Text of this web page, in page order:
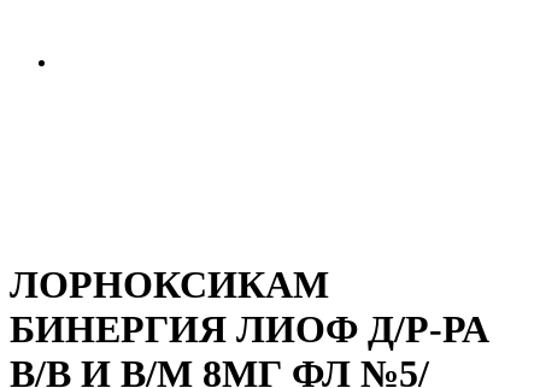
ЛОРНОКСИКАМ
БИНЕРГИЯ ЛИОФ Д/Р-РА
В/В И В/М 8МГ ФЛ №5/